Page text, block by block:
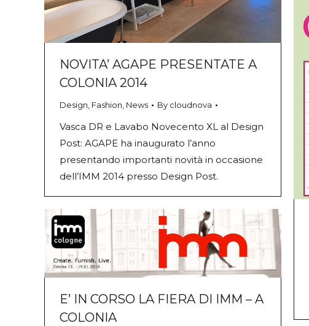
NOVITA’ AGAPE PRESENTATE A
COLONIA 2014
Design Fashion News By cloudnova
Vasca DR e Lavabo Novecento XL al Design
Post: AGAPE ha inaugurato l’anno
presentando importanti novità in occasione
dell’IMM 2014 presso Design Post.
E’ IN CORSO LA FIERA DI IMM – A
COLONIA